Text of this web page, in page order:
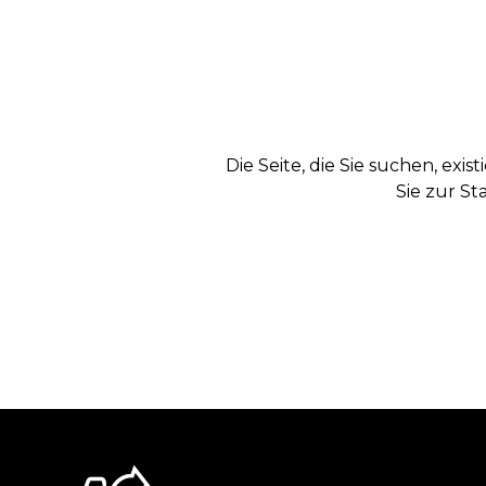
Die Seite, die Sie suchen,
Sie zur